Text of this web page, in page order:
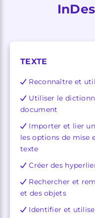
TEXTE
Reconnaître et
Utiliser le
document
Importer et lier
les options de mise
texte
Créer des
Rechercher et
et des objets
Identifier et